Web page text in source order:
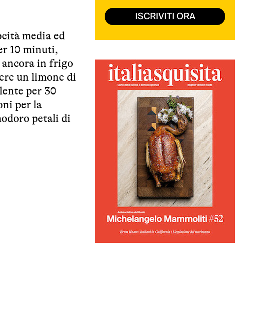
media ed
10 minuti,
ancora in frigo
un limone di
per 30
per la
petali di
ISCRIVITI ORA